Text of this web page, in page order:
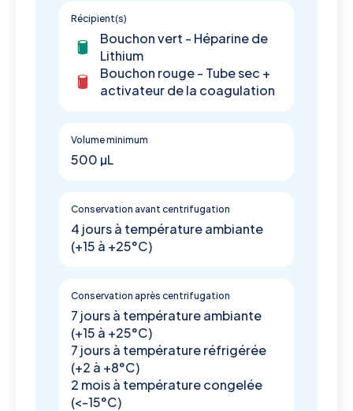
Récipient(s)
Bouchon vert - Héparine de
Lithium
Bouchon rouge - Tube sec +
activateur de la coagulation
Volume minimum
500 µL
Conservation avant centrifugation
4 jours à température ambiante
(+15 à +25°C)
Conservation après centrifugation
7 jours à température ambiante
(+15 à +25°C)
7 jours à température réfrigérée
(+2 à +8°C)
2 mois à température congelée
(<-15°C)